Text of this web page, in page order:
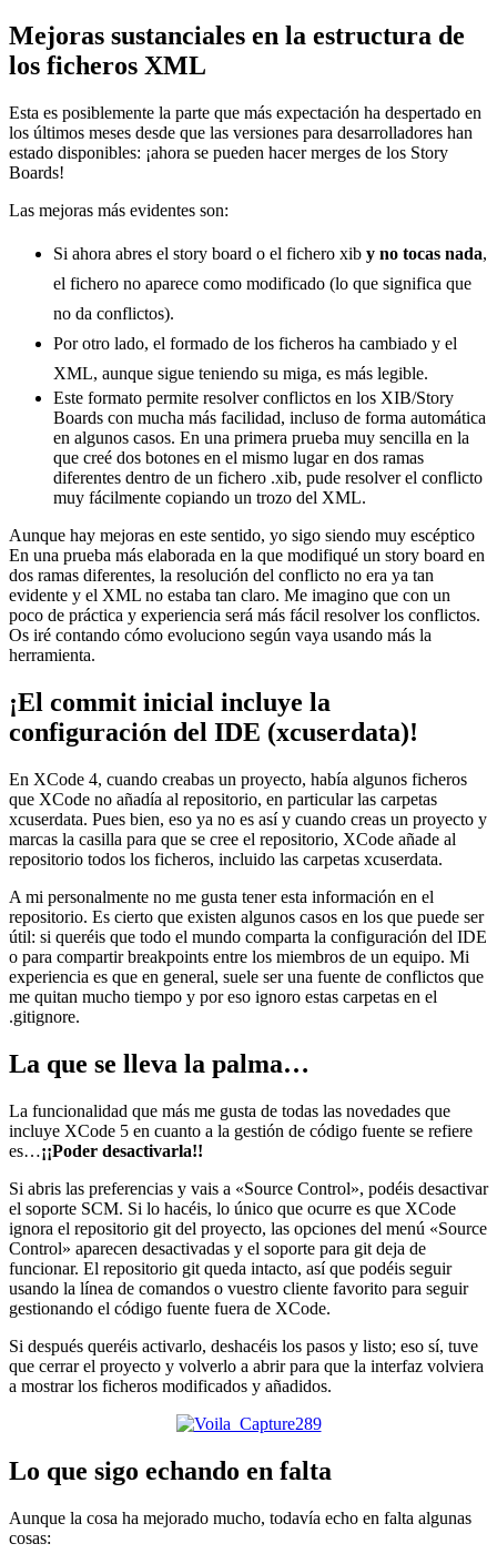
Mejoras sustanciales en la estructura de
los ficheros XML
Esta es posiblemente la parte que más expectación ha despertado en
los últimos meses desde que las versiones para desarrolladores han
estado disponibles: ¡ahora se pueden hacer merges de los Story
Boards!
Las mejoras más evidentes son:
Si ahora abres el story board o el fichero xib y no tocas nada,
el fichero no aparece como modificado (lo que significa que
no da conflictos).
Por otro lado, el formado de los ficheros ha cambiado y el
XML, aunque sigue teniendo su miga, es más legible.
Este formato permite resolver conflictos en los XIB/Story
Boards con mucha más facilidad, incluso de forma automática
en algunos casos. En una primera prueba muy sencilla en la
que creé dos botones en el mismo lugar en dos ramas
diferentes dentro de un fichero .xib, pude resolver el conflicto
muy fácilmente copiando un trozo del XML.
Aunque hay mejoras en este sentido, yo sigo siendo muy escéptico
En una prueba más elaborada en la que modifiqué un story board en
dos ramas diferentes, la resolución del conflicto no era ya tan
evidente y el XML no estaba tan claro. Me imagino que con un
poco de práctica y experiencia será más fácil resolver los conflictos.
Os iré contando cómo evoluciono según vaya usando más la
herramienta.
¡El commit inicial incluye la
configuración del IDE (xcuserdata)!
En XCode 4, cuando creabas un proyecto, había algunos ficheros
que XCode no añadía al repositorio, en particular las carpetas
xcuserdata. Pues bien, eso ya no es así y cuando creas un proyecto y
marcas la casilla para que se cree el repositorio, XCode añade al
repositorio todos los ficheros, incluido las carpetas xcuserdata.
A mi personalmente no me gusta tener esta información en el
repositorio. Es cierto que existen algunos casos en los que puede ser
útil: si queréis que todo el mundo comparta la configuración del IDE
o para compartir breakpoints entre los miembros de un equipo. Mi
experiencia es que en general, suele ser una fuente de conflictos que
me quitan mucho tiempo y por eso ignoro estas carpetas en el
.gitignore.
La que se lleva la palma…
La funcionalidad que más me gusta de todas las novedades que
incluye XCode 5 en cuanto a la gestión de código fuente se refiere
es…¡¡Poder desactivarla!!
Si abris las preferencias y vais a «Source Control», podéis desactivar
el soporte SCM. Si lo hacéis, lo único que ocurre es que XCode
ignora el repositorio git del proyecto, las opciones del menú «Source
Control» aparecen desactivadas y el soporte para git deja de
funcionar. El repositorio git queda intacto, así que podéis seguir
usando la línea de comandos o vuestro cliente favorito para seguir
gestionando el código fuente fuera de XCode.
Si después queréis activarlo, deshacéis los pasos y listo; eso sí, tuve
que cerrar el proyecto y volverlo a abrir para que la interfaz volviera
a mostrar los ficheros modificados y añadidos.
Lo que sigo echando en falta
Aunque la cosa ha mejorado mucho, todavía echo en falta algunas
cosas: